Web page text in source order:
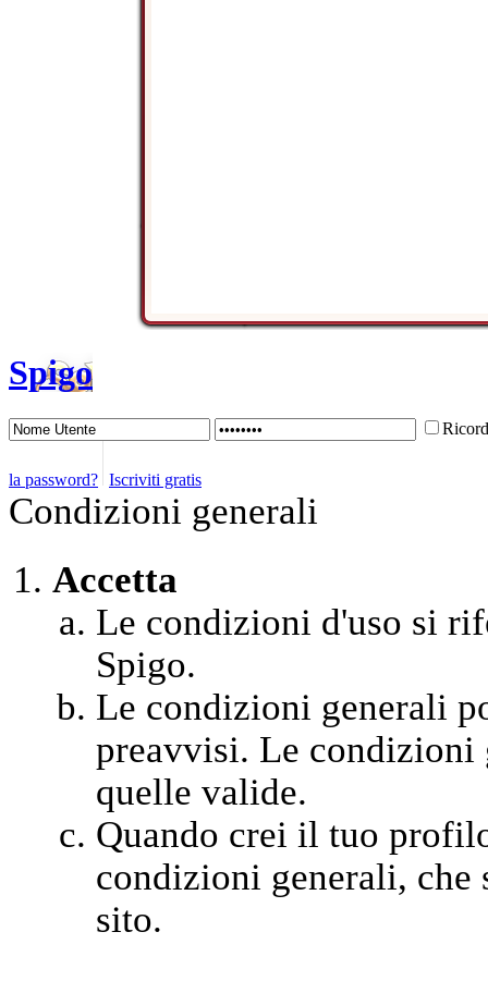
Spigo
la password? Iscriviti gratis
Condizioni generali
Accetta
Le condizioni d'uso si
Spigo.
Le condizioni generali
preavvisi. Le condizioni
quelle valide.
Quando crei il tuo
condizioni generali,
sito.